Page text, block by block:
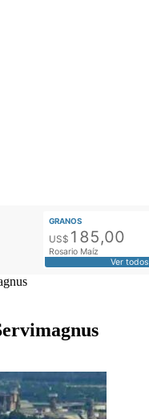
GRANOS
US$ 185,00
Rosario Maíz
Ver todos